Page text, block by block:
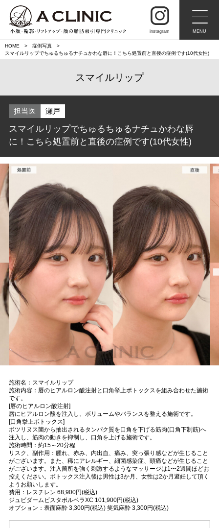
instagram MENU
HOME
症例写真
スマイルリップでちゅるちゅるナチュかわな唇に！こちら処置前と直後の症例です(10代女性)
スマイルリップ
担当医 瀬戸
スマイルリップでちゅるちゅるナチュかわな唇
に！こちら処置前と直後の症例です(10代女性)
施術名：スマイルリップ
施術内容：唇のヒアルロン酸注射と口角挙上ボトックスを組み合わせた施術
です。
[唇のヒアルロン酸注射]
唇にヒアルロン酸を注入し、ボリュームやバランスを整える施術です。
[口角挙上ボトックス]
ボツリヌス菌から抽出されるタンパク質を口角を下げる筋肉(口角下制筋)へ
注入し、筋肉の動きを抑制し、口角を上げる施術です。
施術時間：約15～20分程
リスク、副作用：腫れ、赤み、内出血、痛み、突っ張り感などが生じること
がございます。また、稀にアレルギー、細菌感染症、頭痛などが生じること
がございます。注入箇所を強く刺激するようなマッサージは1〜2週間ほどお
控えください。ボトックス注入後は男性は3か月、女性は2か月避妊して頂く
ようお願いします。
費用：レスチレン 68,900円(税込)
ジュビダームビスタボルベラXC 101,900円(税込)
オプション：表面麻酔 3,300円(税込) 笑気麻酔 3,300円(税込)